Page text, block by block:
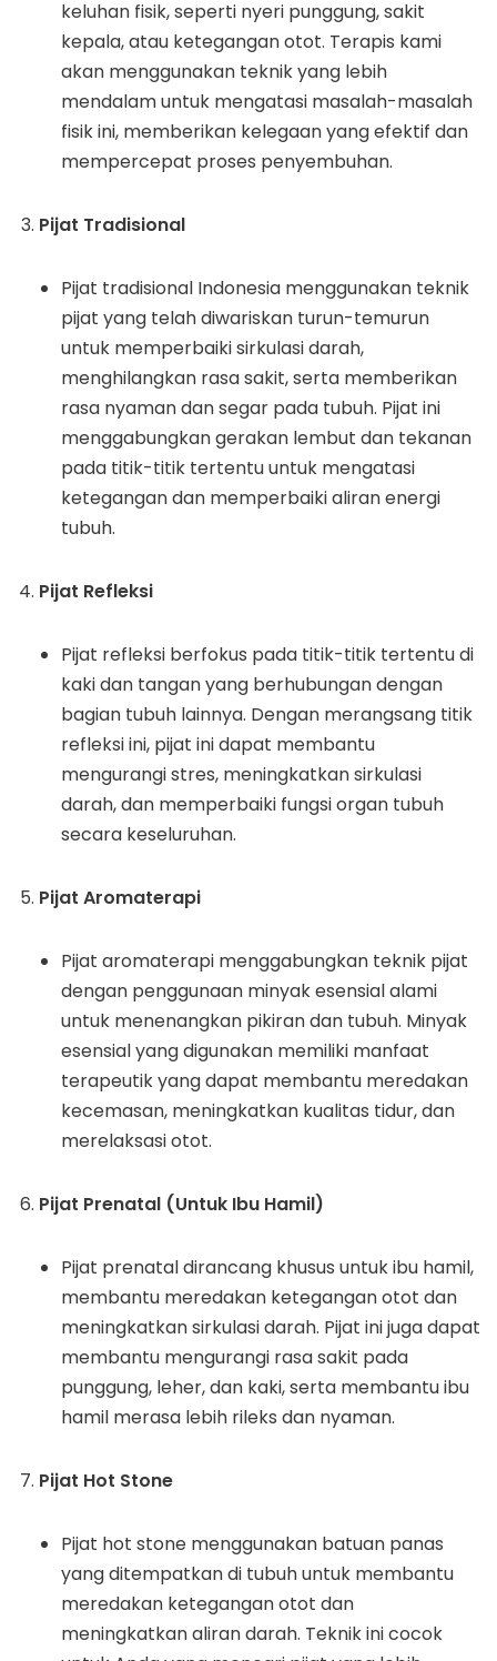
keluhan fisik, seperti nyeri punggung, sakit
kepala, atau ketegangan otot. Terapis kami
akan menggunakan teknik yang lebih
mendalam untuk mengatasi masalah-masalah
fisik ini, memberikan kelegaan yang efektif dan
mempercepat proses penyembuhan.
Pijat Tradisional
Pijat tradisional Indonesia menggunakan teknik
pijat yang telah diwariskan turun-temurun
untuk memperbaiki sirkulasi darah,
menghilangkan rasa sakit, serta memberikan
rasa nyaman dan segar pada tubuh. Pijat ini
menggabungkan gerakan lembut dan tekanan
pada titik-titik tertentu untuk mengatasi
ketegangan dan memperbaiki aliran energi
tubuh.
Pijat Refleksi
Pijat refleksi berfokus pada titik-titik tertentu di
kaki dan tangan yang berhubungan dengan
bagian tubuh lainnya. Dengan merangsang titik
refleksi ini, pijat ini dapat membantu
mengurangi stres, meningkatkan sirkulasi
darah, dan memperbaiki fungsi organ tubuh
secara keseluruhan.
Pijat Aromaterapi
Pijat aromaterapi menggabungkan teknik pijat
dengan penggunaan minyak esensial alami
untuk menenangkan pikiran dan tubuh. Minyak
esensial yang digunakan memiliki manfaat
terapeutik yang dapat membantu meredakan
kecemasan, meningkatkan kualitas tidur, dan
merelaksasi otot.
Pijat Prenatal (Untuk Ibu Hamil)
Pijat prenatal dirancang khusus untuk ibu hamil,
membantu meredakan ketegangan otot dan
meningkatkan sirkulasi darah. Pijat ini juga dapat
membantu mengurangi rasa sakit pada
punggung, leher, dan kaki, serta membantu ibu
hamil merasa lebih rileks dan nyaman.
Pijat Hot Stone
Pijat hot stone menggunakan batuan panas
yang ditempatkan di tubuh untuk membantu
meredakan ketegangan otot dan
meningkatkan aliran darah. Teknik ini cocok